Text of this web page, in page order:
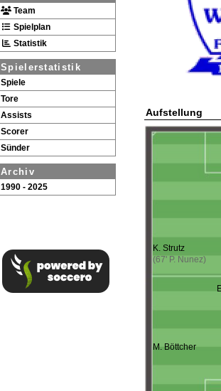
Team
Spielplan
Statistik
Spielerstatistik
Spiele
Tore
Assists
Scorer
Sünder
Archiv
1990 - 2025
Aufstellung
K. Strutz
(67' P. Nunez)
M. Böttcher